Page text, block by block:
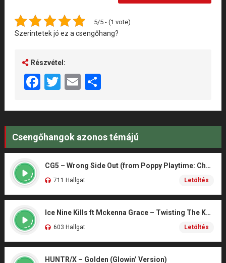
5/5 - (1 vote)
Szerintetek jó ez a csengőhang?
Részvétel:
Facebook
Twitter
EmailShare
Csengőhangok azonos témájú
CG5 – Wrong Side Out (from Poppy Playtime: Chapter 5)
711 Hallgat Letöltés
Ice Nine Kills ft Mckenna Grace – Twisting The Knife (From SCREAM 7)
603 Hallgat Letöltés
HUNTR/X – Golden (Glowin’ Version)